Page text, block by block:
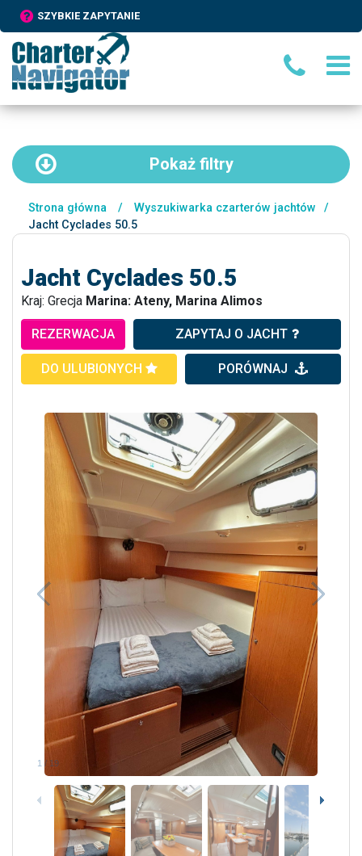
SZYBKIE ZAPYTANIE
Pokaż filtry
Strona główna / Wyszukiwarka czarterów jachtów
/
Jacht Cyclades 50.5
Jacht Cyclades 50.5
Kraj: Grecja Marina: Ateny, Marina Alimos
REZERWACJA ZAPYTAJ O JACHT
DO ULUBIONYCH PORÓWNAJ
1 / 19